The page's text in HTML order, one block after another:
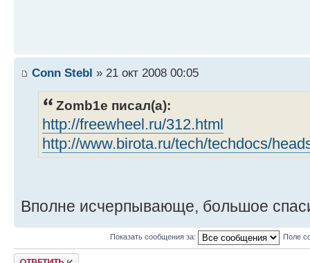
Conn Stebl » 21 окт 2008 00:05
Zomb1e писал(а):
http://freewheel.ru/312.html
http://www.birota.ru/tech/techdocs/
Вполне исчерпывающе, большое
Показать сообщения за: Поле
Ответить